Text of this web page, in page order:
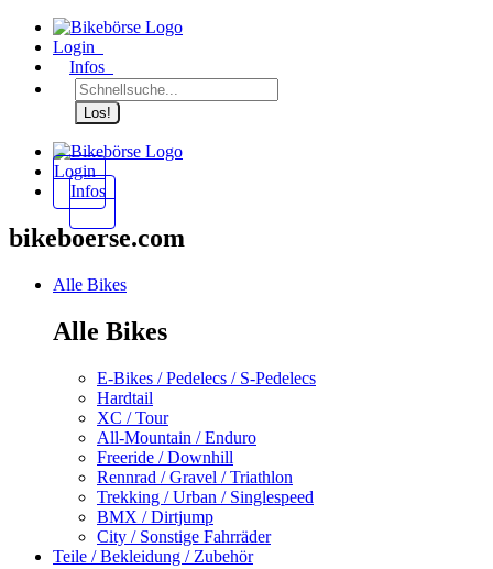
Login
Infos
Los!
Login
Infos
bikeboerse.com
Alle Bikes
Alle Bikes
E-Bikes / Pedelecs / S-Pedelecs
Hardtail
XC / Tour
All-Mountain / Enduro
Freeride / Downhill
Rennrad / Gravel / Triathlon
Trekking / Urban / Singlespeed
BMX / Dirtjump
City / Sonstige Fahrräder
Teile / Bekleidung / Zubehör